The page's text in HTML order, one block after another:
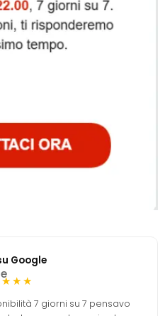
Google
7 giorni su 7 pensavo